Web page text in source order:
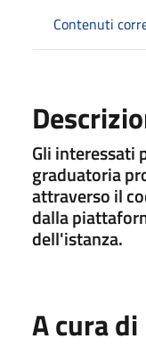
Contenuti
Gli interessati
graduatoria
attraverso il
dalla
dell'istanza.
A cura di